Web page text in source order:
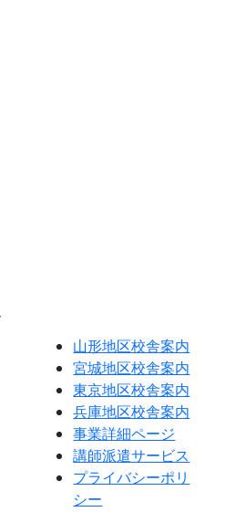
山形地区校舎案内
宮城地区校舎案内
東京地区校舎案内
兵庫地区校舎案内
事業詳細ページ
講師派遣サービス
プライバシーポリ
シー